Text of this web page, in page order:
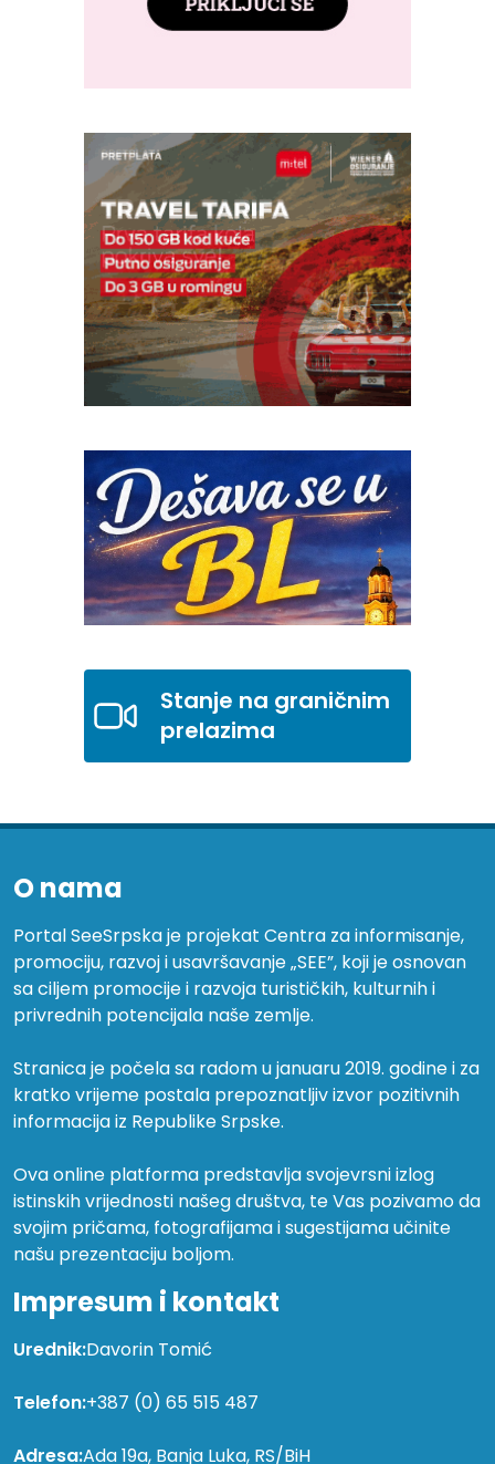
Stanje na graničnim
prelazima
O nama
Portal SeeSrpska je projekat Centra za informisanje,
promociju, razvoj i usavršavanje „SEE”, koji je osnovan
sa ciljem promocije i razvoja turističkih, kulturnih i
privrednih potencijala naše zemlje.
Stranica je počela sa radom u januaru 2019. godine i za
kratko vrijeme postala prepoznatljiv izvor pozitivnih
informacija iz Republike Srpske.
Ova online platforma predstavlja svojevrsni izlog
istinskih vrijednosti našeg društva, te Vas pozivamo da
svojim pričama, fotografijama i sugestijama učinite
našu prezentaciju boljom.
Impresum i kontakt
Urednik:Davorin Tomić
Telefon:+387 (0) 65 515 487
Adresa:Ada 19a, Banja Luka, RS/BiH